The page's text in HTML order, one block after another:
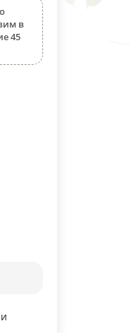
в
45